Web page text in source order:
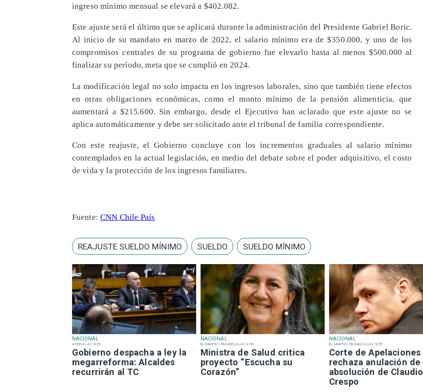
NACIONAL
AYER A LAS 9:35
Gobierno despacha a ley la
megarreforma: Alcaldes
recurrirán al TC
NACIONAL
EL MARTES PASADO A LAS 9:55
Ministra de Salud critica
proyecto “Escucha su
Corazón”
NACIONAL
EL MARTES PASADO A LAS 9:55
Corte de Apelaciones
rechaza anulación de
absolución de Claudio
Crespo
ingreso mínimo mensual se elevará a $402.082.
Este ajuste será el último que se aplicará durante la administración del Presidente Gabriel Boric.
Al inicio de su mandato en marzo de 2022, el salario mínimo era de $350.000, y uno de los
compromisos centrales de su programa de gobierno fue elevarlo hasta al menos $500.000 al
finalizar su período, meta que se cumplió en 2024.
La modificación legal no solo impacta en los ingresos laborales, sino que también tiene efectos
en otras obligaciones económicas, como el monto mínimo de la pensión alimenticia, que
aumentará a $215.600. Sin embargo, desde el Ejecutivo han aclarado que este ajuste no se
aplica automáticamente y debe ser solicitado ante el tribunal de familia correspondiente.
Con este reajuste, el Gobierno concluye con los incrementos graduales al salario mínimo
contemplados en la actual legislación, en medio del debate sobre el poder adquisitivo, el costo
de vida y la protección de los ingresos familiares.
Fuente:CNN Chile País
REAJUSTE SUELDO MÍNIMO SUELDO SUELDO MÍNIMO